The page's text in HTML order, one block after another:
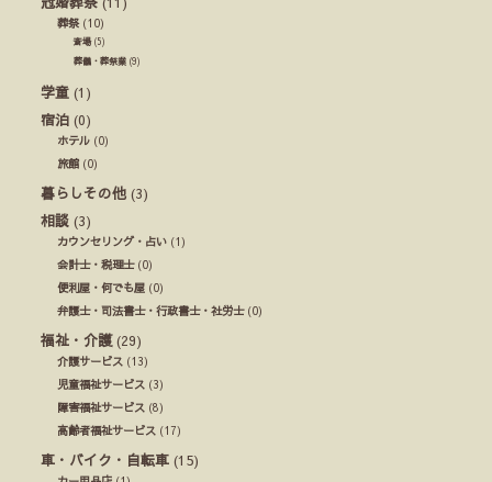
葬祭(10)
斎場(5)
葬儀・葬祭業 (9)
学童 (1)
宿泊 (0)
ホテル (0)
旅館 (0)
暮らしその他 (3)
相談 (3)
カウンセリング・占い (1)
会計士・税理士(0)
便利屋・何でも屋 (0)
弁護士・司法書士・行政書士・社労士(0)
福祉・介護(29)
介護サービス (13)
児童福祉サービス (3)
障害福祉サービス (8)
高齢者福祉サービス (17)
車・バイク・自転車 (15)